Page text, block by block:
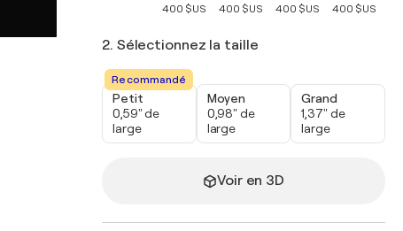
400 $US
400 $US
400 $US
400 $US
2. Sélectionnez la taille
Recommandé
Petit
0,59" de
large
Moyen
0,98" de
large
Grand
1,37" de
large
Voir en 3D